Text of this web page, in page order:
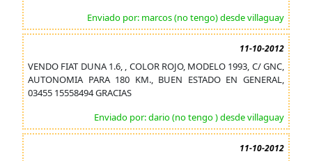
Enviado por: marcos (no tengo) desde villaguay
11-10-2012
VENDO FIAT DUNA 1.6, , COLOR ROJO, MODELO 1993, C/ GNC,
AUTONOMIA PARA 180 KM., BUEN ESTADO EN GENERAL,
03455 15558494 GRACIAS
Enviado por: dario (no tengo ) desde villaguay
11-10-2012